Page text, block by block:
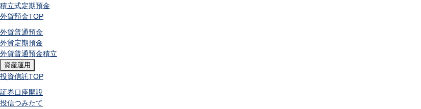
積立式定期預金
外貨預金TOP
外貨普通預金
外貨定期預金
外貨普通預金積立
資産運用
投資信託TOP
証券口座開設
投信つみたて